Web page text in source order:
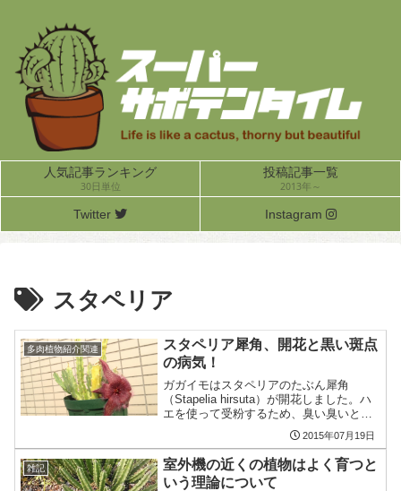
人気記事ランキング
30日単位
投稿記事一覧
2013年～
Twitter Instagram
スタペリア
多肉植物紹介関連
スタペリア犀角、開花と黒い斑点
の病気！
ガガイモはスタペリアのたぶん犀角
（Stapelia hirsuta）が開花しました。ハ
エを使って受粉するため、臭い臭いと言
われるガガイモの花ですが、これはそこ
まで臭くはない気がします（いや臭いん
ですけど、期待を超えてくる感じではな
いといいま...
2015年07月19日
雑記
室外機の近くの植物はよく育つと
いう理論について